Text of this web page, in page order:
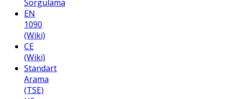
Sorgulama
EN
1090
(Wiki)
CE
(Wiki)
Standart
Arama
(TSE)